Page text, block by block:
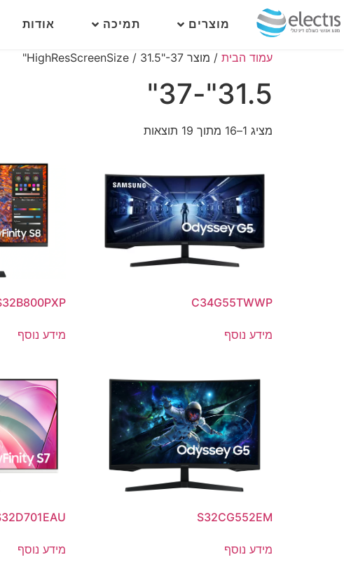
מוצרים תמיכה אודות
עמוד הבית / מוצר HighResScreenSize / 31.5"-37"
31.5"-37"
מציג 1–16 מתוך 19 תוצאות
C34G55TWWP
מידע נוסף מידע נוסף
S32CG552EM
מידע נוסף מידע נוסף